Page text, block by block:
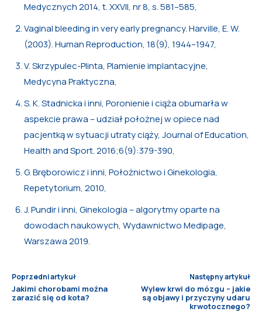
Medycznych 2014, t. XXVII, nr 8, s. 581–585,
Vaginal bleeding in very early pregnancy. Harville, E. W.
(2003). Human Reproduction, 18(9), 1944–1947,
V. Skrzypulec-Plinta, Plamienie implantacyjne,
Medycyna Praktyczna,
S. K. Stadnicka i inni, Poronienie i ciąża obumarła w
aspekcie prawa – udział położnej w opiece nad
pacjentką w sytuacji utraty ciąży, Journal of Education,
Health and Sport. 2016;6(9):379-390,
G. Bręborowicz i inni, Położnictwo i Ginekologia,
Repetytorium, 2010,
J. Pundir i inni, Ginekologia – algorytmy oparte na
dowodach naukowych, Wydawnictwo Medipage,
Warszawa 2019.
Poprzedni artykuł
Jakimi chorobami można
zarazić się od kota?
Następny artykuł
Wylew krwi do mózgu – jakie
są objawy i przyczyny udaru
krwotocznego?